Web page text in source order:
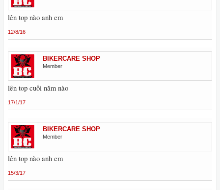
lên top nào anh em
12/8/16
BIKERCARE SHOP
Member
lên top cuối năm nào
17/1/17
BIKERCARE SHOP
Member
lên top nào anh em
15/3/17